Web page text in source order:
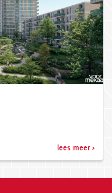
lees meer >